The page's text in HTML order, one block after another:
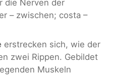
die Nerven der
– zwischen; costa –
erstrecken sich, wie der
zwei Rippen. Gebildet
Muskeln